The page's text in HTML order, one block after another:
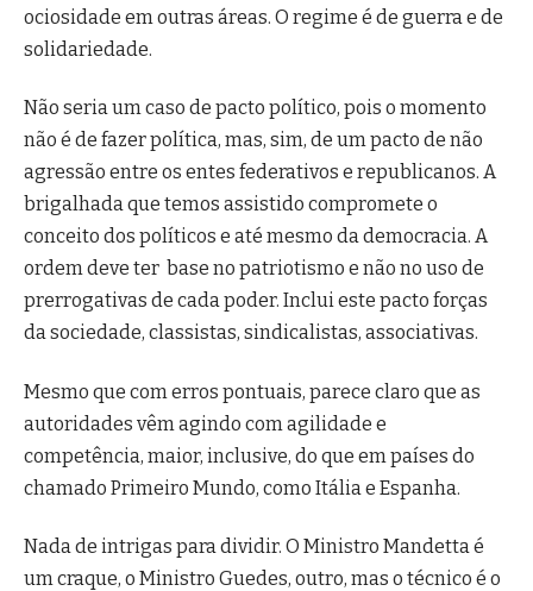
ociosidade em outras áreas. O regime é de guerra e de
solidariedade.
Não seria um caso de pacto político, pois o momento
não é de fazer política, mas, sim, de um pacto de não
agressão entre os entes federativos e republicanos. A
brigalhada que temos assistido compromete o
conceito dos políticos e até mesmo da democracia. A
ordem deve ter base no patriotismo e não no uso de
prerrogativas de cada poder. Inclui este pacto forças
da sociedade, classistas, sindicalistas, associativas.
Mesmo que com erros pontuais, parece claro que as
autoridades vêm agindo com agilidade e
competência, maior, inclusive, do que em países do
chamado Primeiro Mundo, como Itália e Espanha.
Nada de intrigas para dividir. O Ministro Mandetta é
um craque, o Ministro Guedes, outro, mas o técnico é o